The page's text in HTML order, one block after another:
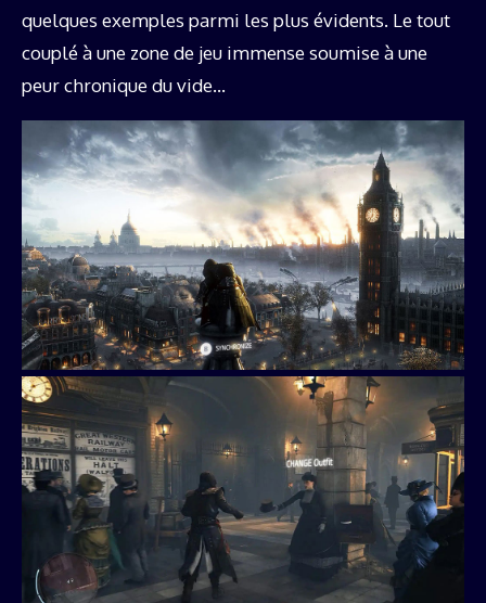
quelques exemples parmi les plus évidents. Le tout
couplé à une zone de jeu immense soumise à une
peur chronique du vide…